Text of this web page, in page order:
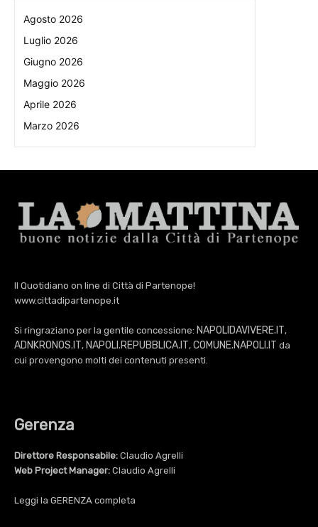
Agosto 2026
Luglio 2026
Giugno 2026
Maggio 2026
Aprile 2026
Marzo 2026
Il Quotidiano on line di Città di Partenope!
www.cittadipartenope.it
Si ringraziano per la gentile concessione: NAPOLIDAVIVERE.IT,
ADNKRONOS.IT, NAPOLI.REPUBBLICA.IT, COMUNE.NAPOLI.IT da
cui provengono molti dei contenuti presenti.
Gerenza
Direttore Responsabile: Claudio Agrelli
Web Project Manager: Claudio Agrelli
Leggi la GERENZA completa